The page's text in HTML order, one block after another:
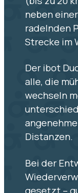
neben
radelnden
Strecke im
Der ibot
alle, die
wechseln
Distanzen.
Bei der